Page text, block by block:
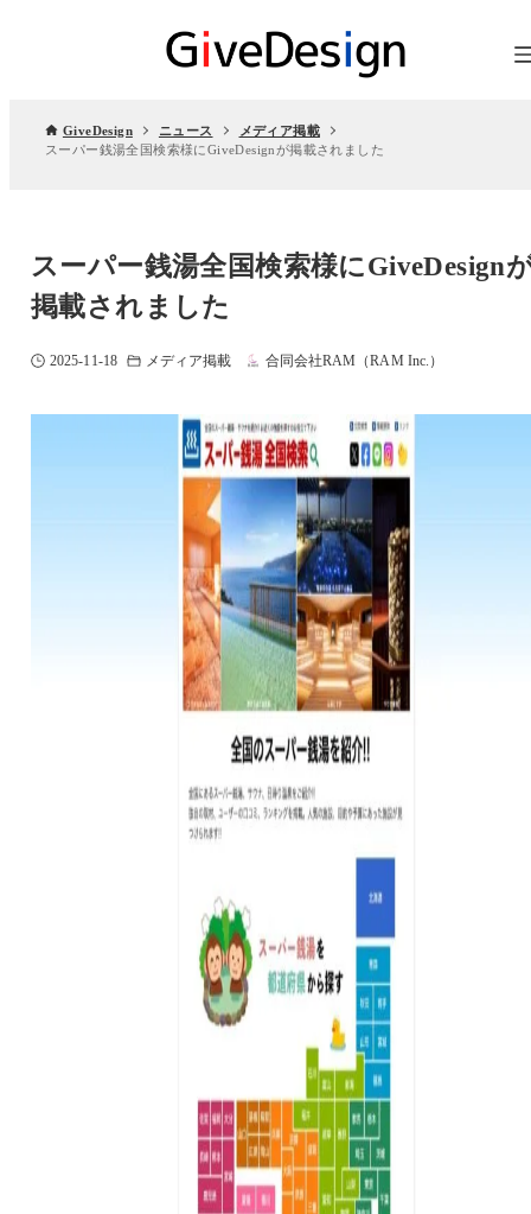
GiveDesign ニュース
メディア掲載
スーパー銭湯全国検索様にGiveDesignが掲載されました
スーパー銭湯全国検索様にGiveDesign
掲載されました
2025-11-18 メディア掲載 合同会社RAM（RAM Inc.）